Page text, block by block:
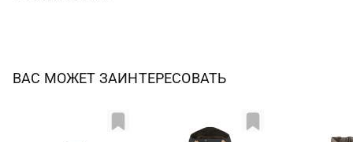
ВАС МОЖЕТ ЗАИНТЕРЕСОВАТЬ